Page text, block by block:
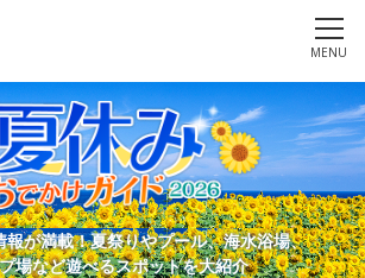
MENU
報が満載！夏祭りやプール、海水浴場、
場など遊べるスポットを大紹介